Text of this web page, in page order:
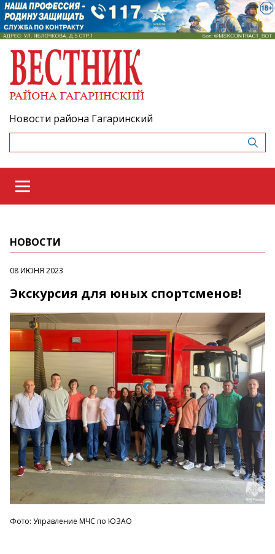
Новости района Гагаринский
НОВОСТИ
08 ИЮНЯ 2023
Экскурсия для юных спортсменов!
Фото: Управление МЧС по ЮЗАО